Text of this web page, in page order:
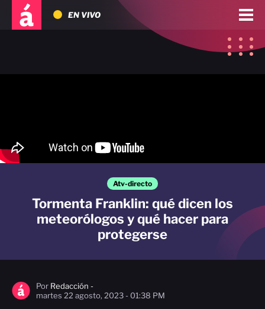
EN VIVO
Atv-directo
Tormenta Franklin: qué dicen los
meteorólogos y qué hacer para
protegerse
Por Redacción -
martes 22 agosto, 2023 - 01:38 PM